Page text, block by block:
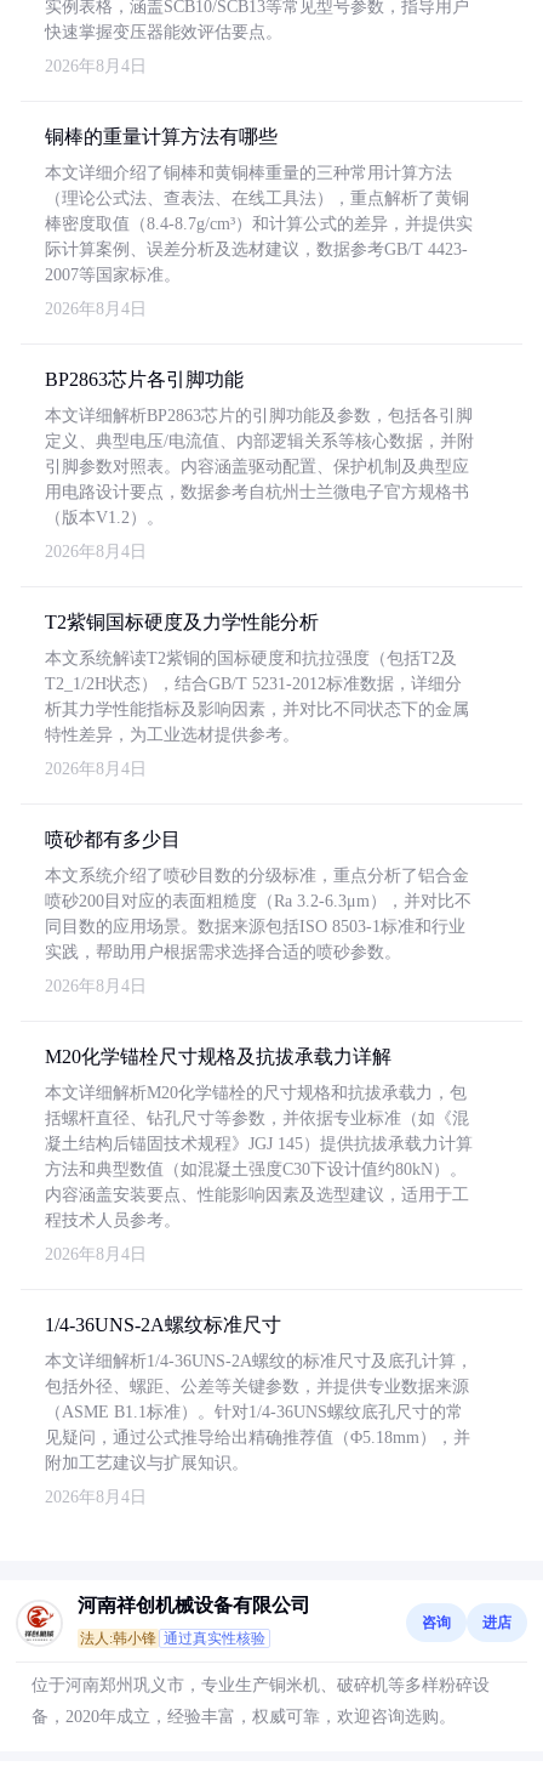
实例表格，涵盖SCB10/SCB13等常见型号参数，指导用户
快速掌握变压器能效评估要点。
2026年8月4日
铜棒的重量计算方法有哪些
本文详细介绍了铜棒和黄铜棒重量的三种常用计算方法
（理论公式法、查表法、在线工具法），重点解析了黄铜
棒密度取值（8.4-8.7g/cm³）和计算公式的差异，并提供实
际计算案例、误差分析及选材建议，数据参考GB/T 4423-
2007等国家标准。
2026年8月4日
BP2863芯片各引脚功能
本文详细解析BP2863芯片的引脚功能及参数，包括各引脚
定义、典型电压/电流值、内部逻辑关系等核心数据，并附
引脚参数对照表。内容涵盖驱动配置、保护机制及典型应
用电路设计要点，数据参考自杭州士兰微电子官方规格书
（版本V1.2）。
2026年8月4日
T2紫铜国标硬度及力学性能分析
本文系统解读T2紫铜的国标硬度和抗拉强度（包括T2及
T2_1/2H状态），结合GB/T 5231-2012标准数据，详细分
析其力学性能指标及影响因素，并对比不同状态下的金属
特性差异，为工业选材提供参考。
2026年8月4日
喷砂都有多少目
本文系统介绍了喷砂目数的分级标准，重点分析了铝合金
喷砂200目对应的表面粗糙度（Ra 3.2-6.3μm），并对比不
同目数的应用场景。数据来源包括ISO 8503-1标准和行业
实践，帮助用户根据需求选择合适的喷砂参数。
2026年8月4日
M20化学锚栓尺寸规格及抗拔承载力详解
本文详细解析M20化学锚栓的尺寸规格和抗拔承载力，包
括螺杆直径、钻孔尺寸等参数，并依据专业标准（如《混
凝土结构后锚固技术规程》JGJ 145）提供抗拔承载力计算
方法和典型数值（如混凝土强度C30下设计值约80kN）。
内容涵盖安装要点、性能影响因素及选型建议，适用于工
程技术人员参考。
2026年8月4日
1/4-36UNS-2A螺纹标准尺寸
本文详细解析1/4-36UNS-2A螺纹的标准尺寸及底孔计算，
包括外径、螺距、公差等关键参数，并提供专业数据来源
（ASME B1.1标准）。针对1/4-36UNS螺纹底孔尺寸的常
见疑问，通过公式推导给出精确推荐值（Φ5.18mm），并
附加工艺建议与扩展知识。
2026年8月4日
河南祥创机械设备有限公司
法人:韩小锋 通过真实性核验
咨询 进店
位于河南郑州巩义市，专业生产铜米机、破碎机等多样粉碎设
备，2020年成立，经验丰富，权威可靠，欢迎咨询选购。